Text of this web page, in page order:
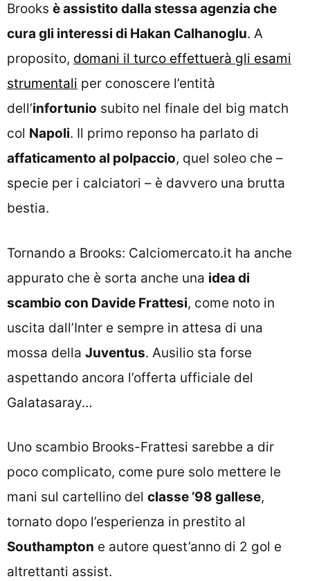
Brooks è assistito dalla stessa agenzia che
cura gli interessi di Hakan Calhanoglu. A
proposito, domani il turco effettuerà gli esami
strumentali per conoscere l’entità
dell’infortunio subito nel finale del big match
col Napoli. Il primo reponso ha parlato di
affaticamento al polpaccio, quel soleo che –
specie per i calciatori – è davvero una brutta
bestia.
Tornando a Brooks: Calciomercato.it ha anche
appurato che è sorta anche una idea di
scambio con Davide Frattesi, come noto in
uscita dall’Inter e sempre in attesa di una
mossa della Juventus. Ausilio sta forse
aspettando ancora l’offerta ufficiale del
Galatasaray…
Uno scambio Brooks-Frattesi sarebbe a dir
poco complicato, come pure solo mettere le
mani sul cartellino del classe ’98 gallese,
tornato dopo l’esperienza in prestito al
Southampton e autore quest’anno di 2 gol e
altrettanti assist.